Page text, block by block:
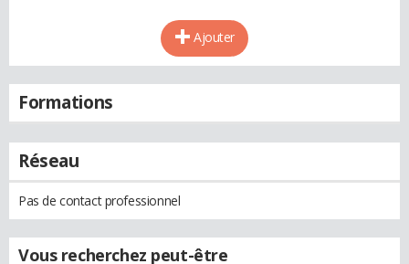
Ajouter
Formations
Réseau
Pas de contact professionnel
Vous recherchez peut-être